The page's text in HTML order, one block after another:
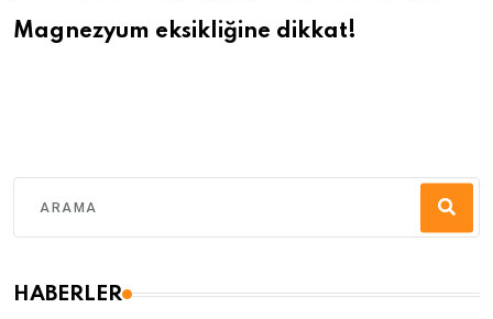
Magnezyum eksikliğine dikkat!
HABERLER